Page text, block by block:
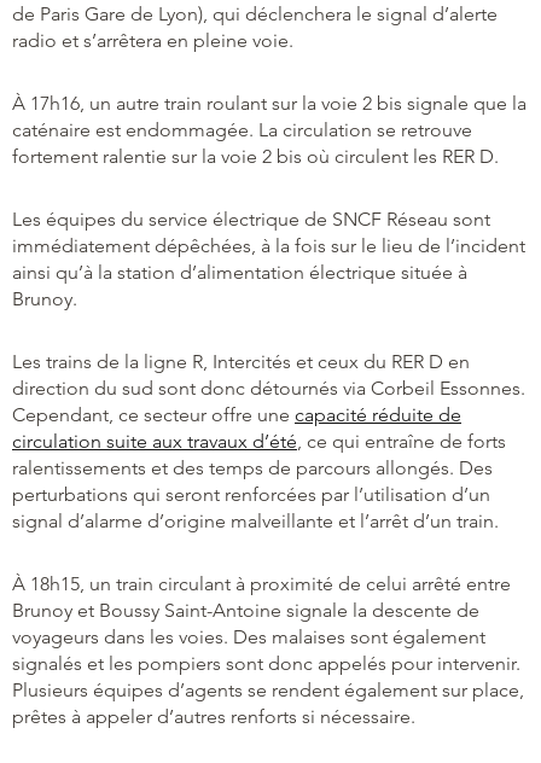
de Paris Gare de Lyon), qui déclenchera le signal d’alerte
radio et s’arrêtera en pleine voie.
À 17h16, un autre train roulant sur la voie 2 bis signale que la
caténaire est endommagée. La circulation se retrouve
fortement ralentie sur la voie 2 bis où circulent les RER D.
Les équipes du service électrique de SNCF Réseau sont
immédiatement dépêchées, à la fois sur le lieu de l’incident
ainsi qu’à la station d’alimentation électrique située à
Brunoy.
Les trains de la ligne R, Intercités et ceux du RER D en
direction du sud sont donc détournés via Corbeil Essonnes.
Cependant, ce secteur offre une capacité réduite de
circulation suite aux travaux d’été , ce qui entraîne de forts
ralentissements et des temps de parcours allongés. Des
perturbations qui seront renforcées par l’utilisation d’un
signal d’alarme d’origine malveillante et l’arrêt d’un train.
À 18h15, un train circulant à proximité de celui arrêté entre
Brunoy et Boussy Saint-Antoine signale la descente de
voyageurs dans les voies. Des malaises sont également
signalés et les pompiers sont donc appelés pour intervenir.
Plusieurs équipes d’agents se rendent également sur place,
prêtes à appeler d’autres renforts si nécessaire.